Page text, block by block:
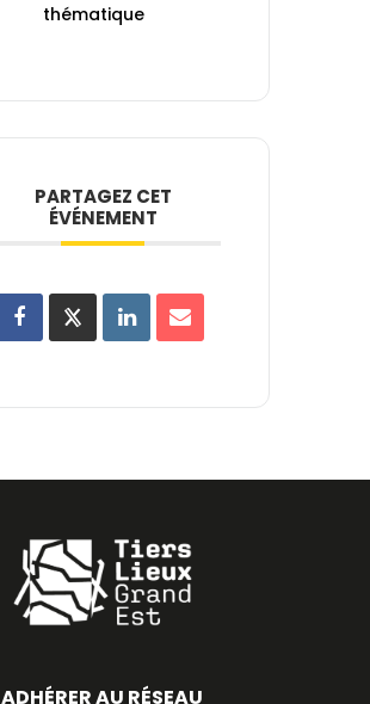
thématique
PARTAGEZ CET
ÉVÉNEMENT
ADHÉRER AU RÉSEAU